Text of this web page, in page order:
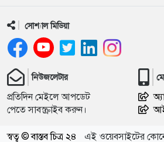
৫ আগস্ট উদ্বোধন হচ্ছে জুলাই
১৩
১৪
‘পরশু নয়, কালকেই লং মার্চ টু
যায় ইতিহাস
১৫
সোশ্যাল মিডিয়া
নিউজলেটার
প্রতিদিন মেইলে আপডেট
পেতে সাবস্ক্রাইব করুন।
স্বত্ব © বাস্তব চিত্র ২৪ এই ওয়েবসাইটের